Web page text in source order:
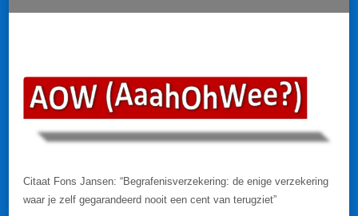
Citaat Fons Jansen: “Begrafenisverzekering: de enige verzekering
waar je zelf gegarandeerd nooit een cent van terugziet”